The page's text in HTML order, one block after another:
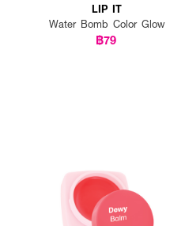
LIP IT
Water Bomb Color Glow
฿79